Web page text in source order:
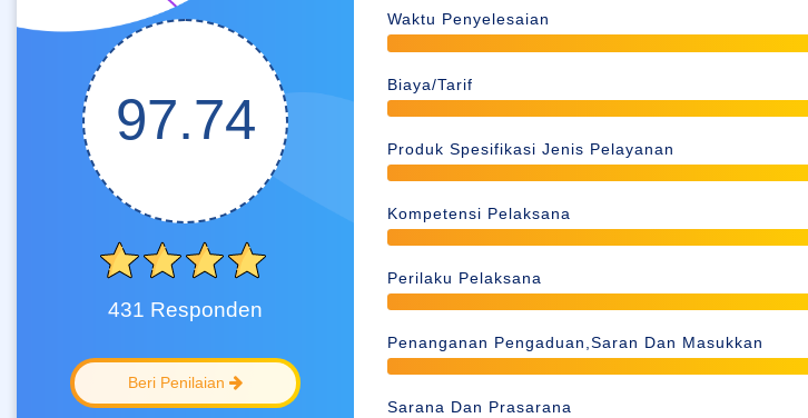
97.74
431 Responden
Beri Penilaian
Waktu Penyelesaian
Biaya/Tarif
Produk Spesifikasi Jenis Pelayanan
Kompetensi Pelaksana
Perilaku Pelaksana
Penanganan Pengaduan,Saran Dan Masukkan
Sarana Dan Prasarana